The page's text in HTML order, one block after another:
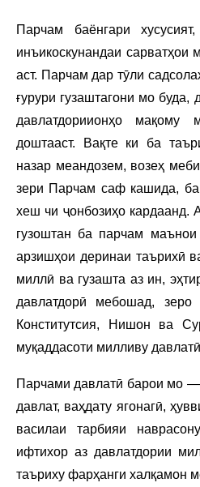
Парчам баёнгари
инъикоскунандаи
аст. Парчам дар тӯли
ғурури гузаштагони мо буда,
давлатдориионҳо мақому
доштааст. Вақте ки ба
назар меандозем, возеҳ
зери Парчам саф кашида,
хеш чи ҷонбозиҳо кардаанд.
гузоштан ба парчам маънои
арзишҳои деринаи таърихӣ
миллӣ ва гузашта аз ин,
давлатдорӣ мебошад,
Конститутсия, Нишон ва
муқаддасоти милливу
Парчами давлатӣ барои мо
давлат, ваҳдату ягонагӣ,
василаи тарбияи
ифтихор аз давлатдории
таъриху фарҳанги халқамон